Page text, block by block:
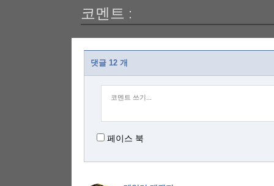
코멘트 :
댓글 12 개
페이스 북